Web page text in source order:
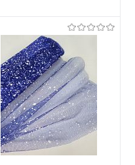
В корзину
Купить в 1 клик
Сравнение
В избранное
В наличии